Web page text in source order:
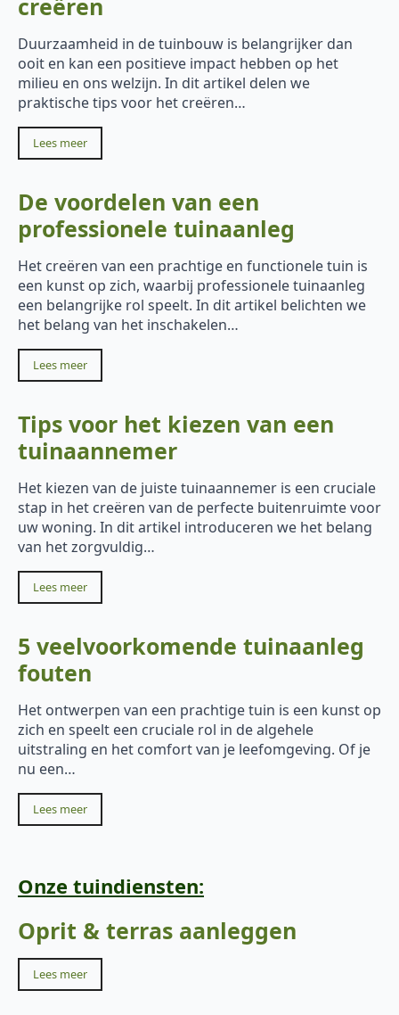
creëren
Duurzaamheid in de tuinbouw is belangrijker dan
ooit en kan een positieve impact hebben op het
milieu en ons welzijn. In dit artikel delen we
praktische tips voor het creëren…
Lees meer
De voordelen van een
professionele tuinaanleg
Het creëren van een prachtige en functionele tuin is
een kunst op zich, waarbij professionele tuinaanleg
een belangrijke rol speelt. In dit artikel belichten we
het belang van het inschakelen…
Lees meer
Tips voor het kiezen van een
tuinaannemer
Het kiezen van de juiste tuinaannemer is een cruciale
stap in het creëren van de perfecte buitenruimte voor
uw woning. In dit artikel introduceren we het belang
van het zorgvuldig…
Lees meer
5 veelvoorkomende tuinaanleg
fouten
Het ontwerpen van een prachtige tuin is een kunst op
zich en speelt een cruciale rol in de algehele
uitstraling en het comfort van je leefomgeving. Of je
nu een…
Lees meer
Onze tuindiensten:
Oprit & terras aanleggen
Lees meer